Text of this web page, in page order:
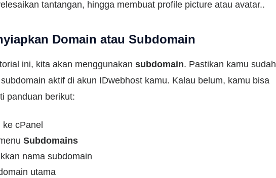
tantangan, hingga membuat profile picture atau avatar..
Domain atau Subdomain
ini, kita akan menggunakan subdomain. Pastikan kamu sudah
aktif di akun IDwebhost kamu. Kalau belum, kamu bisa
panduan berikut:
ke cPanel
Subdomains
nama subdomain
utama